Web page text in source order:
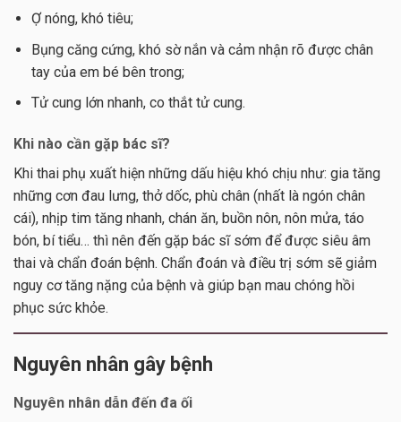
Ợ nóng, khó tiêu;
Bụng căng cứng, khó sờ nắn và cảm nhận rõ được chân
tay của em bé bên trong;
Tử cung lớn nhanh, co thắt tử cung.
Khi nào cần gặp bác sĩ?
Khi thai phụ xuất hiện những dấu hiệu khó chịu như: gia tăng
những cơn đau lưng, thở dốc, phù chân (nhất là ngón chân
cái), nhịp tim tăng nhanh, chán ăn, buồn nôn, nôn mửa, táo
bón, bí tiểu… thì nên đến gặp bác sĩ sớm để được siêu âm
thai và chẩn đoán bệnh. Chẩn đoán và điều trị sớm sẽ giảm
nguy cơ tăng nặng của bệnh và giúp bạn mau chóng hồi
phục sức khỏe.
Nguyên nhân gây bệnh
Nguyên nhân dẫn đến đa ối